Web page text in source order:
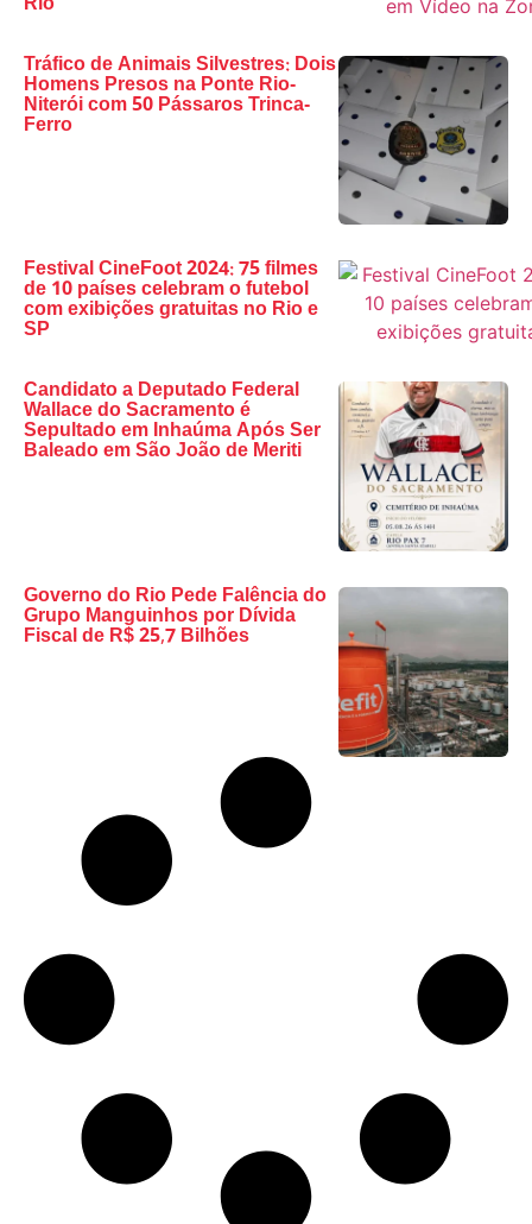
Tráfico de Animais Silvestres: Dois
Homens Presos na Ponte Rio-
Niterói com 50 Pássaros Trinca-
Ferro
Festival CineFoot 2024: 75 filmes
de 10 países celebram o futebol
com exibições gratuitas no Rio e
SP
Candidato a Deputado Federal
Wallace do Sacramento é
Sepultado em Inhaúma Após Ser
Baleado em São João de Meriti
Governo do Rio Pede Falência do
Grupo Manguinhos por Dívida
Fiscal de R$ 25,7 Bilhões